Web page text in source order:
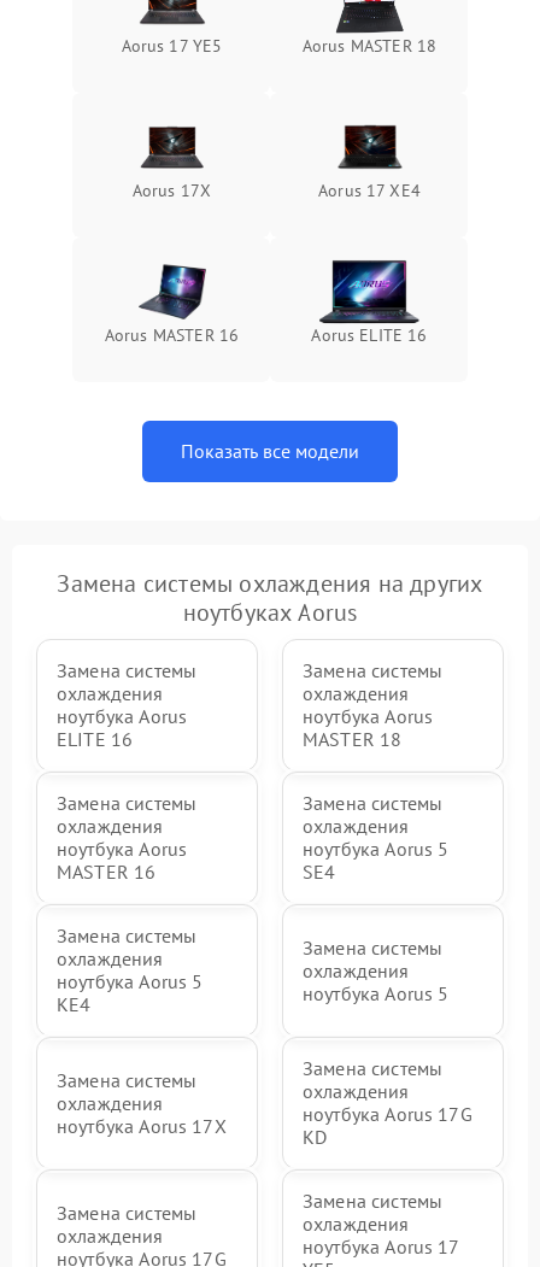
Aorus 17 YE5 Aorus MASTER 18
Aorus 17X Aorus 17 XE4
Aorus MASTER 16 Aorus ELITE 16
Показать все модели
Замена системы охлаждения на других
ноутбуках Aorus
Замена системы
охлаждения
ноутбука Aorus
ELITE 16
Замена системы
охлаждения
ноутбука Aorus
MASTER 18
Замена системы
охлаждения
ноутбука Aorus
MASTER 16
Замена системы
охлаждения
ноутбука Aorus 5
SE4
Замена системы
охлаждения
ноутбука Aorus 5
KE4
Замена системы
охлаждения
ноутбука Aorus 5
Замена системы
охлаждения
ноутбука Aorus 17X
Замена системы
охлаждения
ноутбука Aorus 17G
KD
Замена системы
охлаждения
ноутбука Aorus 17G
Замена системы
охлаждения
ноутбука Aorus 17